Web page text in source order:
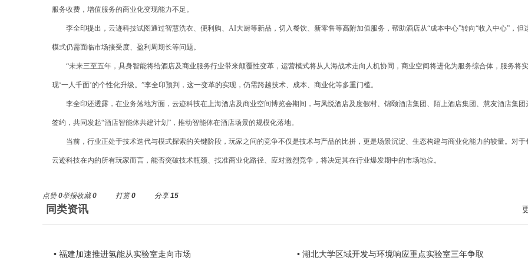
服务收费，增值服务的商业化变现能力不足。
李全印提出，云迹科技试图通过智慧洗衣、便利购、AI大厨等新品，切入餐饮、新零售等高附加值服务，帮助酒店从“成本中心”转向“收入中心”，但
模式仍需面临市场接受度、盈利周期长等问题。
“未来三至五年，具身智能将给酒店及商业服务行业带来颠覆性变革，运营模式将从人海战术走向人机协同，商业空间将进化为服务综合体，服务将实
现‘一人千面’的个性化升级。”李全印预判，这一变革的实现，仍需跨越技术、成本、商业化等多重门槛。
李全印还透露，在业务落地方面，云迹科技在上海酒店及商业空间博览会期间，与凤悦酒店及度假村、锦颐酒店集团、陌上酒店集团、慧友酒店集团
签约，共同发起“酒店智能体共建计划”，推动智能体在酒店场景的规模化落地。
当前，行业正处于技术迭代与模式探索的关键阶段，玩家之间的竞争不仅是技术与产品的比拼，更是场景沉淀、生态构建与商业化能力的较量。对于
云迹科技在内的所有玩家而言，能否突破技术瓶颈、找准商业化路径、应对激烈竞争，将决定其在行业爆发期中的市场地位。
点赞0举报收藏0 打赏0 分享15
同类资讯
• 福建加速推进氢能从实验室走向市场 • 湖北大学区域开发与环境响应重点实验室三年争取